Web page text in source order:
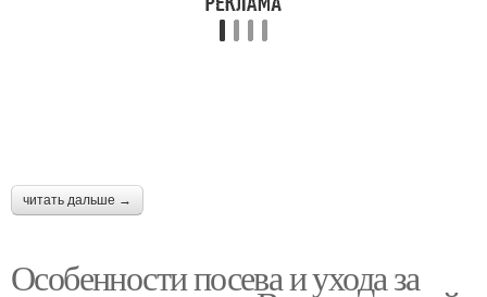
читать дальше →
Особенности посева и ухода за